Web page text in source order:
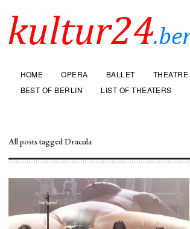
HOME OPERA BALLET THEATRE
BEST OF BERLIN
LIST OF THEATERS
All posts tagged Dracula